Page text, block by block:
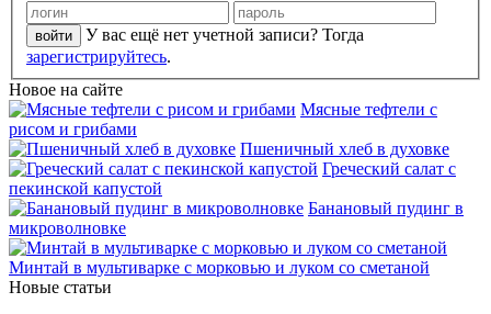
У вас ещё нет учетной записи? Тогда
зарегистрируйтесь.
Новое на сайте
Мясные тефтели с
рисом и грибами
Пшеничный хлеб в духовке
Греческий салат с
пекинской капустой
Банановый пудинг в
микроволновке
Минтай в мультиварке с морковью и луком со сметаной
Новые статьи